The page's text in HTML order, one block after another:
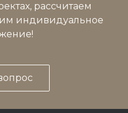
рассчитаем
индивидуальное